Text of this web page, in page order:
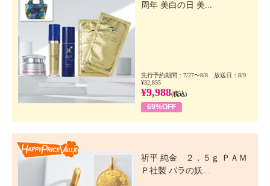
周年 美白の日 美...
先行予約期間：7/27〜8/8 放送日：8/9
¥32,835
¥9,988(税込)
69%OFF
祈平 純金 ２．５ｇ ＰＡＭ
Ｐ社製 バラの妖...